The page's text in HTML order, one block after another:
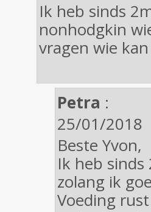
Ik heb sinds
nonhodgkin
vragen wie
Petra :
25/01/2018
Beste Yvon,
Ik heb
zolang ik
Voeding